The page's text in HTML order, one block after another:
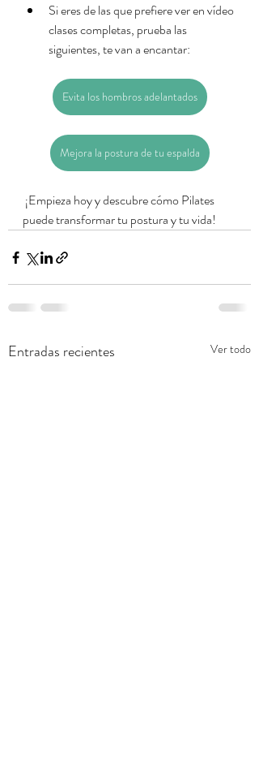
Si eres de las que prefiere ver en vídeo
clases completas, prueba las
siguientes, te van a encantar:
Evita los hombros adelantados
Mejora la postura de tu espalda
¡Empieza hoy y descubre cómo Pilates
puede transformar tu postura y tu vida!
Entradas recientes Ver todo